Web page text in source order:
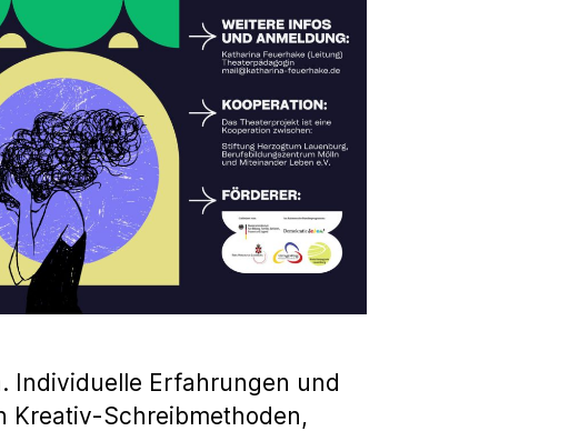
Individuelle Erfahrungen und
Kreativ-Schreibmethoden,